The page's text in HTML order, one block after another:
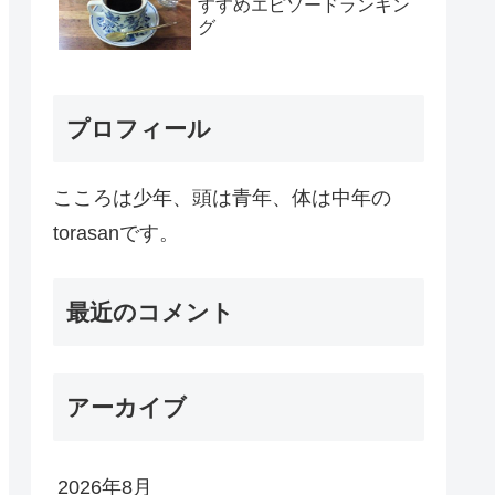
すすめエピソードランキン
グ
プロフィール
こころは少年、頭は青年、体は中年の
torasanです。
最近のコメント
アーカイブ
2026年8月